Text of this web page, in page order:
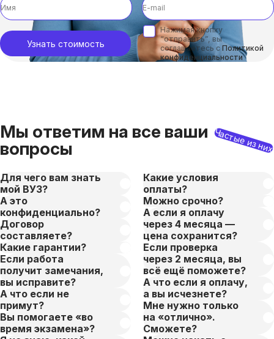
Узнать стоимость
Нажимая кнопку
“отправить”, вы
соглашаетесь с Политикой
конфиденциальности
Мы ответим на все ваши
вопросы
Частые из них
Для чего вам знать
мой ВУЗ?
А это
конфиденциально?
Договор
составляете?
Какие гарантии?
Если работа
получит замечания,
вы исправите?
А что если не
примут?
Вы помогаете «во
время экзамена»?
Какие условия
оплаты?
Можно срочно?
А если я оплачу
через 4 месяца —
цена сохранится?
Если проверка
через 2 месяца, вы
всё ещё поможете?
А что если я оплачу,
а вы исчезнете?
Мне нужно только
на «отлично».
Сможете?